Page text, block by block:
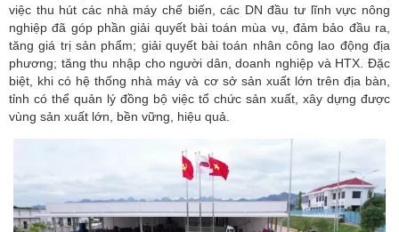
việc thu hút các nhà máy chế biến, các DN đầu tư lĩnh vực nông
nghiệp đã góp phần giải quyết bài toán mùa vụ, đảm bảo đầu ra,
tăng giá trị sản phẩm; giải quyết bài toán nhân công lao động địa
phương; tăng thu nhập cho người dân, doanh nghiệp và HTX. Đặc
biệt, khi có hệ thống nhà máy và cơ sở sản xuất lớn trên địa bàn,
tỉnh có thể quản lý đồng bộ việc tổ chức sản xuất, xây dựng được
vùng sản xuất lớn, bền vững, hiệu quả.